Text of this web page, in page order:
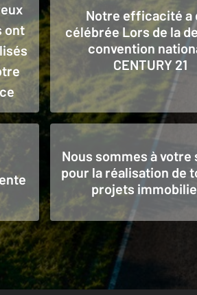
ont
Notre efficacité a
célébrée Lors de la
convention
CENTURY 21
Nous sommes à votre
pour la réalisation de
projets